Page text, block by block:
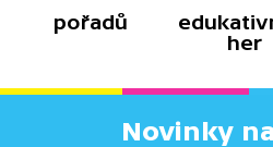
pořadů
her
Novinky